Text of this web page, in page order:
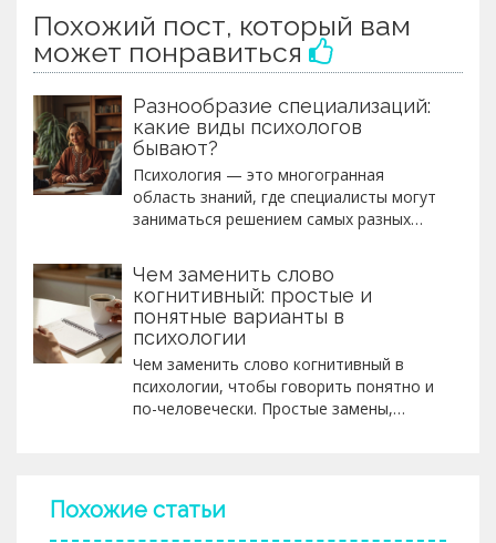
Похожий пост, который вам
может понравиться
Разнообразие специализаций:
какие виды психологов
бывают?
Психология — это многогранная
область знаний, где специалисты могут
заниматься решением самых разных
семейных терапевтов, каждая из этих
специализаций вносит свой уникальный
вклад в улучшение душевного здоровья
и благополучия людей. В статье
психологов, их специализации и
значимость в обществе. Понимание
разнообразия в этой профессии
Чем заменить слово
когнитивный: простые и
понятные варианты в
психологии
Чем заменить слово когнитивный в
психологии, чтобы говорить понятно и
по-человечески. Простые замены,
Похожие статьи